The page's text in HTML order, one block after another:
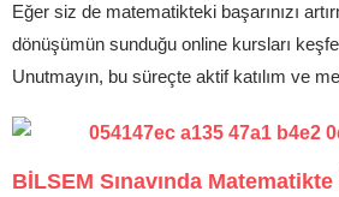
Eğer siz de matematikteki başarınızı
dönüşümün sunduğu online kursları
Unutmayın, bu süreçte aktif katılım ve
BİLSEM Sınavında